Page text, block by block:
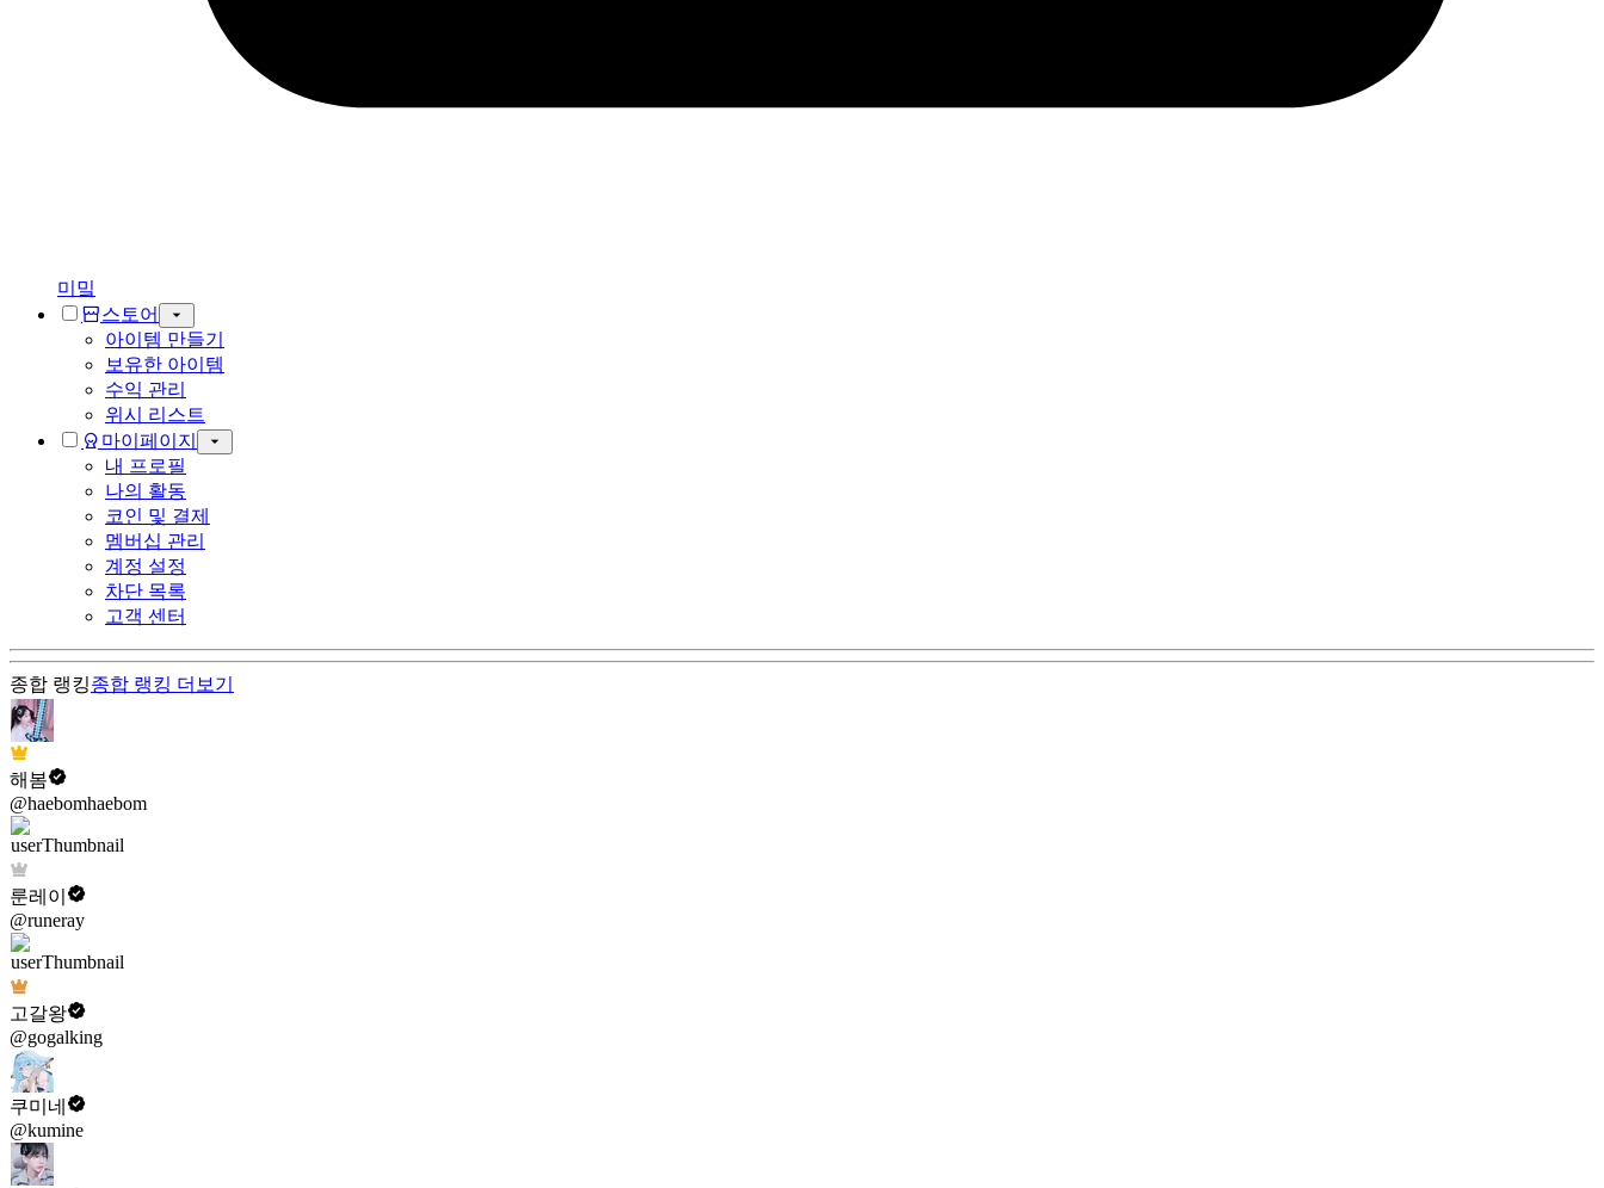
미밐
스토어
아이템 만들기
보유한 아이템
수익 관리
위시 리스트
마이페이지
내 프로필
나의 활동
코인 및 결제
멤버십 관리
계정 설정
차단 목록
고객 센터
종합 랭킹종합 랭킹 더보기
해봄
@haebomhaebom
룬레이
@runeray
고갈왕
@gogalking
쿠미네
@kumine